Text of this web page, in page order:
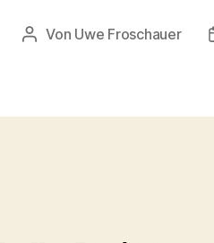
Beitragsautor
Von Uwe Froschauer